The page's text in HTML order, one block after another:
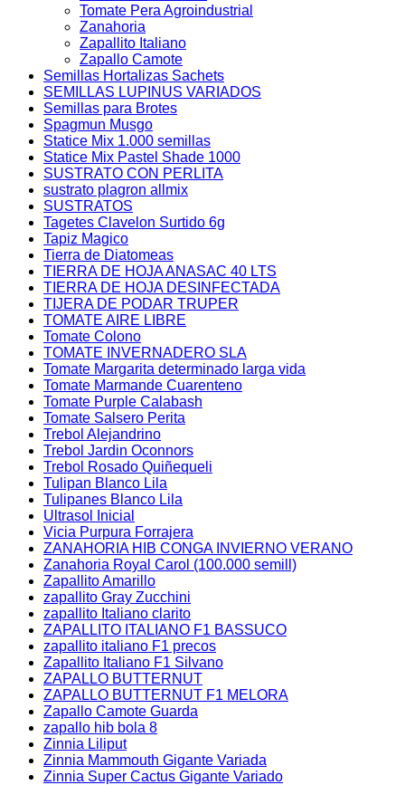
Tomate Pera Agroindustrial
Zanahoria
Zapallito Italiano
Zapallo Camote
Semillas Hortalizas Sachets
SEMILLAS LUPINUS VARIADOS
Semillas para Brotes
Spagmun Musgo
Statice Mix 1.000 semillas
Statice Mix Pastel Shade 1000
SUSTRATO CON PERLITA
sustrato plagron allmix
SUSTRATOS
Tagetes Clavelon Surtido 6g
Tapiz Magico
Tierra de Diatomeas
TIERRA DE HOJA ANASAC 40 LTS
TIERRA DE HOJA DESINFECTADA
TIJERA DE PODAR TRUPER
TOMATE AIRE LIBRE
Tomate Colono
TOMATE INVERNADERO SLA
Tomate Margarita determinado larga vida
Tomate Marmande Cuarenteno
Tomate Purple Calabash
Tomate Salsero Perita
Trebol Alejandrino
Trebol Jardin Oconnors
Trebol Rosado Quiñequeli
Tulipan Blanco Lila
Tulipanes Blanco Lila
Ultrasol Inicial
Vicia Purpura Forrajera
ZANAHORIA HIB CONGA INVIERNO VERANO
Zanahoria Royal Carol (100.000 semill)
Zapallito Amarillo
zapallito Gray Zucchini
zapallito Italiano clarito
ZAPALLITO ITALIANO F1 BASSUCO
zapallito italiano F1 precos
Zapallito Italiano F1 Silvano
ZAPALLO BUTTERNUT
ZAPALLO BUTTERNUT F1 MELORA
Zapallo Camote Guarda
zapallo hib bola 8
Zinnia Liliput
Zinnia Mammouth Gigante Variada
Zinnia Super Cactus Gigante Variado